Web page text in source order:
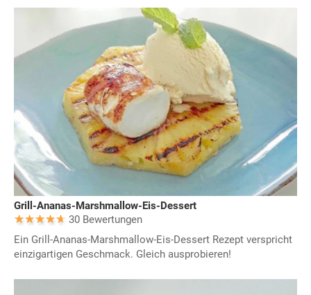
Grill-Ananas-Marshmallow-Eis-Dessert
30 Bewertungen
Ein Grill-Ananas-Marshmallow-Eis-Dessert Rezept verspricht
einzigartigen Geschmack. Gleich ausprobieren!